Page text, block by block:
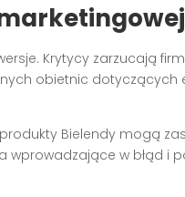
Krytycy zarzucają
obietnic dotyczących
Bielendy mogą
wprowadzające w błąd i